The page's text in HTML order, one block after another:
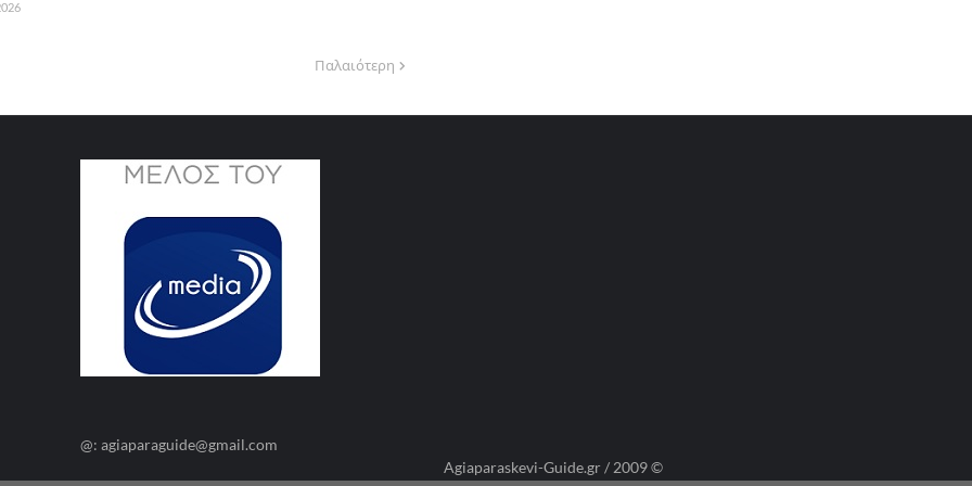
Παλαιότερη
@: agiaparaguide@gmail.com
Agiaparaskevi-Guide.gr / 2009 ©